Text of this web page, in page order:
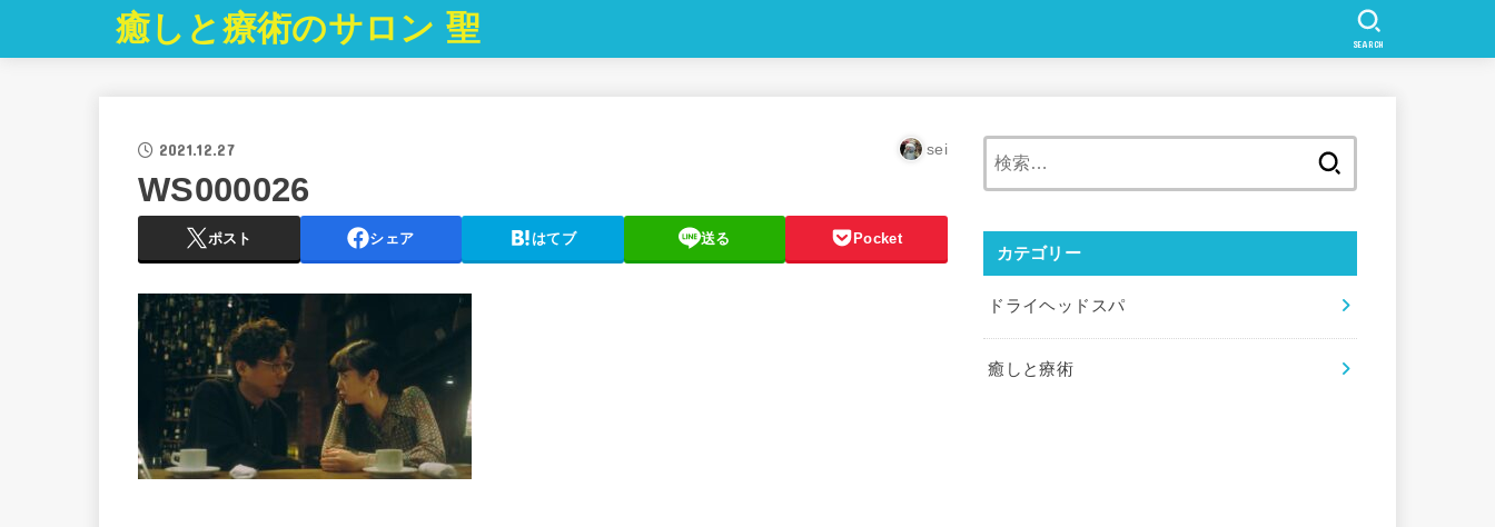
癒しと療術のサロン 聖 SEARCH
2021.12.27 sei
WS000026
ポスト シェア はてブ 送る Pocket
カテゴリー
ドライヘッドスパ
癒しと療術